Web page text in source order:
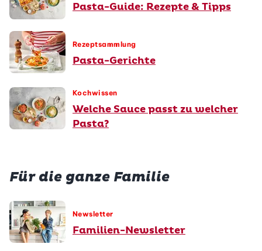
Pasta-Guide: Rezepte & Tipps
Rezeptsammlung
Pasta-Gerichte
Kochwissen
Welche Sauce passt zu welcher
Pasta?
Für die ganze Familie
Newsletter
Familien-Newsletter